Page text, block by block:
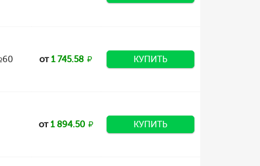
от1 745.58 КУПИТЬ
от1 894.50 КУПИТЬ